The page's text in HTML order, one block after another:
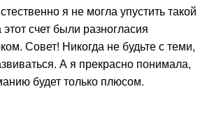
я не могла упустить такой
счет были разногласия
Совет! Никогда не будьте с теми,
А я прекрасно понимала,
будет только плюсом.